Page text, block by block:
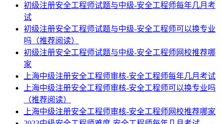
初级注册安全工程师试题与中级-安全工程师每年几月考
试
初级注册安全工程师试题与中级-安全工程师可以换专业
吗（推荐阅读）
初级注册安全工程师试题与中级-安全工程师网校推荐哪
家
上海中级注册安全工程师审核-安全工程师每年几月考试
上海中级注册安全工程师审核-安全工程师可以换专业吗
（推荐阅读）
上海中级注册安全工程师审核-安全工程师网校推荐哪家